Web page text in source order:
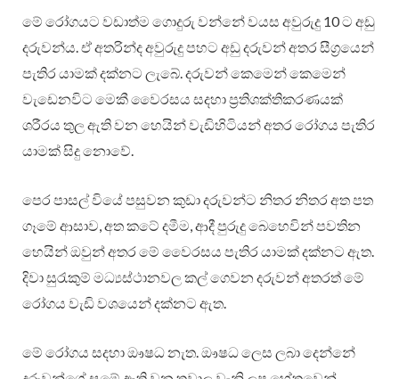
මේ රෝගයට වඩාත්ම ගොදුරු වන්නේ වයස අවුරුදු 10 ට අඩු
දරුවන්ය. ඒ අතරින්ද අවුරුදු පහට අඩු දරුවන් අතර සීග්‍රයෙන්
පැතිර යාමක් දක්නට ලැබේ. දරුවන් කෙමෙන් කෙමෙන්
වැඩෙනවිට මෙකී වෛරසය සදහා ප්‍රතිශක්තිකරණයක්
ශරීරය තුල ඇති වන හෙයින් වැඩිහිටියන් අතර රෝගය පැතිර
යාමක් සිදු නොවේ.
පෙර පාසල් වියේ පසුවන කුඩා දරුවන්ට නිතර නිතර අත පත
ගෑමේ ආසාව, අත කටේ දමීම, ආදී පුරුදු බෙහෙවින් පවතින
හෙයින් ඔවුන් අතර මේ වෛරසය පැතිර යාමක් දක්නට ඇත.
දිවා සුරැකුම් මධ්‍යස්ථානවල කල් ගෙවන දරුවන් අතරත් මේ
රෝගය වැඩි වශයෙන් දක්නට ඇත.
මේ රෝගය සදහා ඖෂධ නැත. ඖෂධ ලෙස ලබා දෙන්නේ